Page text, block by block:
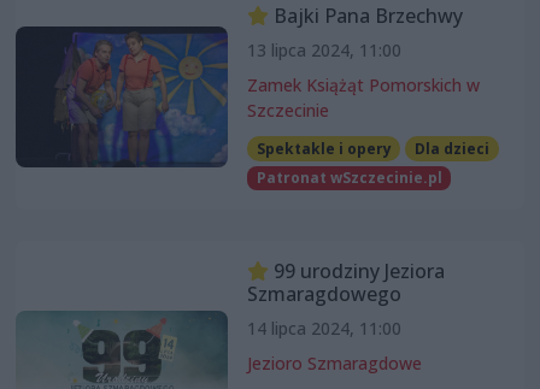
Bajki Pana Brzechwy
13 lipca 2024, 11:00
Zamek Książąt Pomorskich w
Szczecinie
Spektakle i opery
Dla dzieci
Patronat wSzczecinie.pl
99 urodziny Jeziora
Szmaragdowego
14 lipca 2024, 11:00
Jezioro Szmaragdowe